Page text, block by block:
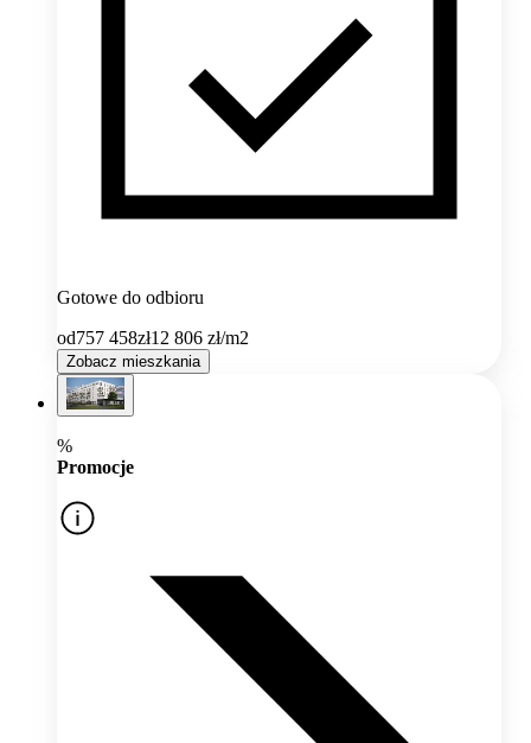
Gotowe do odbioru
od757 458zł12 806 zł/m2
Zobacz mieszkania
%
Promocje